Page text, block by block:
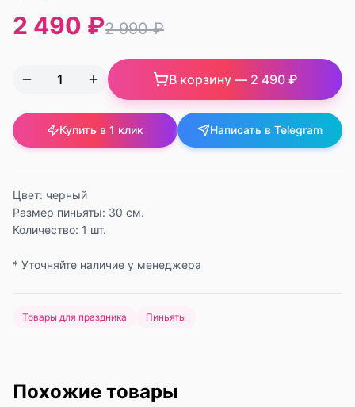
2 490 ₽2 990 ₽
В корзину — 2 490 ₽
Купить в 1 клик Написать в Telegram
Цвет: черный
Размер пиньяты: 30 см.
Количество: 1 шт.
* Уточняйте наличие у менеджера
Товары для праздника Пиньяты
Похожие товары